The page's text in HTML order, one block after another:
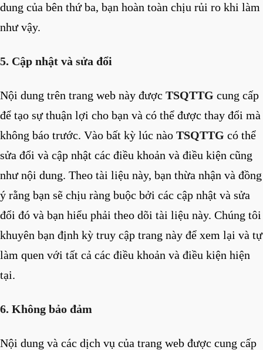
dung của bên thứ ba, bạn hoàn toàn chịu rủi ro khi làm
như vậy.
5. Cập nhật và sửa đổi
Nội dung trên trang web này được TSQTTG cung cấp
để tạo sự thuận lợi cho bạn và có thể được thay đổi mà
không báo trước. Vào bất kỳ lúc nào TSQTTG có thể
sửa đổi và cập nhật các điều khoản và điều kiện cũng
như nội dung. Theo tài liệu này, bạn thừa nhận và đồng
ý rằng bạn sẽ chịu ràng buộc bởi các cập nhật và sửa
đổi đó và bạn hiểu phải theo dõi tài liệu này. Chúng tôi
khuyên bạn định kỳ truy cập trang này để xem lại và tự
làm quen với tất cả các điều khoản và điều kiện hiện
tại.
6. Không bảo đảm
Nội dung và các dịch vụ của trang web được cung cấp